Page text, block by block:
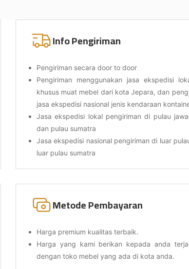
Info Pengiriman
Pengiriman secara door to door
Pengiriman menggunakan jasa ekspedisi
khusus muat mebel dari kota Jepara, dan
jasa ekspedisi nasional jenis kendaraan
Jasa ekspedisi lokal pengiriman di pulau
dan pulau sumatra
Jasa ekspedisi nasional pengiriman di luar
luar pulau sumatra
Metode Pembayaran
Harga premium kualitas terbaik.
Harga yang kami berikan kepada anda
dengan toko mebel yang ada di kota anda.